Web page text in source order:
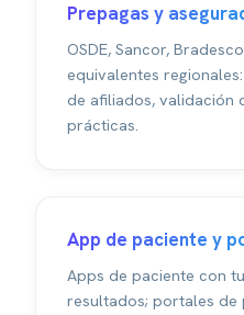
Prepagas y
OSDE, Sancor,
equivalentes
de afiliados, validación
prácticas.
App de paciente y
Apps de paciente con
resultados; portales de